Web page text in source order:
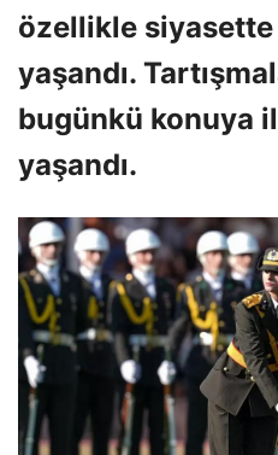
özellikle siyasette
yaşandı.
bugünkü konuya
yaşandı.